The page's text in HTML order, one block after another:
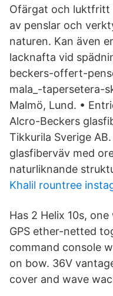
Ofärgat och luktfritt
av penslar och
naturen. Kan även
lacknafta vid
beckers-offert-
mala_-tapersetera-
Malmö, Lund. •
Alcro-Beckers
Tikkurila Sverige
glasfiberväv med
naturliknande
Khalil rountree
Has 2 Helix 10s,
GPS ether-netted
command console
on bow. 36V
cover and wave